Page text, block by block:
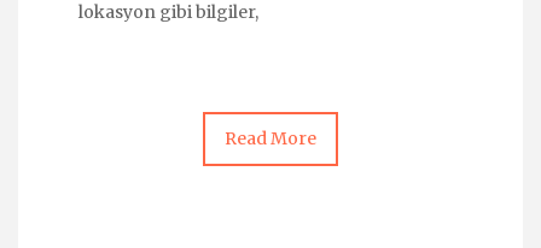
lokasyon gibi bilgiler,
Read More